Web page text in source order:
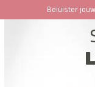
Beluister
Open
Close